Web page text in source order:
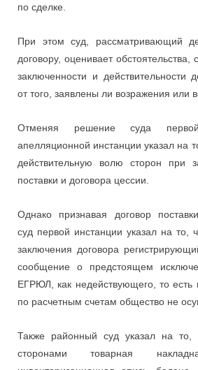
по сделке.
При этом суд, рассматривающий
договору, оценивает
заключенности и действительности
от того, заявлены ли возражения или
Отменяя решение суда
апелляционной инстанции указал на
действительную волю сторон при
поставки и договора цессии.
Однако признавая договор
суд первой инстанции указал на то,
заключения договора
сообщение о предстоящем
ЕГРЮЛ, как недействующего, то есть
по расчетным счетам общество не
Также районный суд указал на то,
сторонами товарная